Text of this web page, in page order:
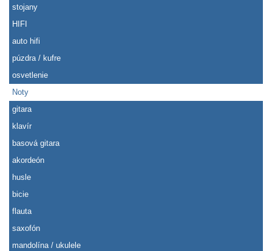
stojany
HIFI
auto hifi
púzdra / kufre
osvetlenie
Noty
gitara
klavír
basová gitara
akordeón
husle
bicie
flauta
saxofón
mandolína / ukulele